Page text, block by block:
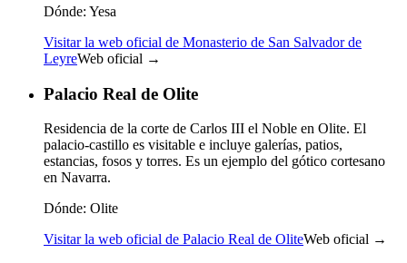
Dónde: Yesa
Visitar la web oficial de Monasterio de San Salvador de
LeyreWeb oficial →
Palacio Real de Olite
Residencia de la corte de Carlos III el Noble en Olite. El
palacio-castillo es visitable e incluye galerías, patios,
estancias, fosos y torres. Es un ejemplo del gótico cortesano
en Navarra.
Dónde: Olite
Visitar la web oficial de Palacio Real de OliteWeb oficial →